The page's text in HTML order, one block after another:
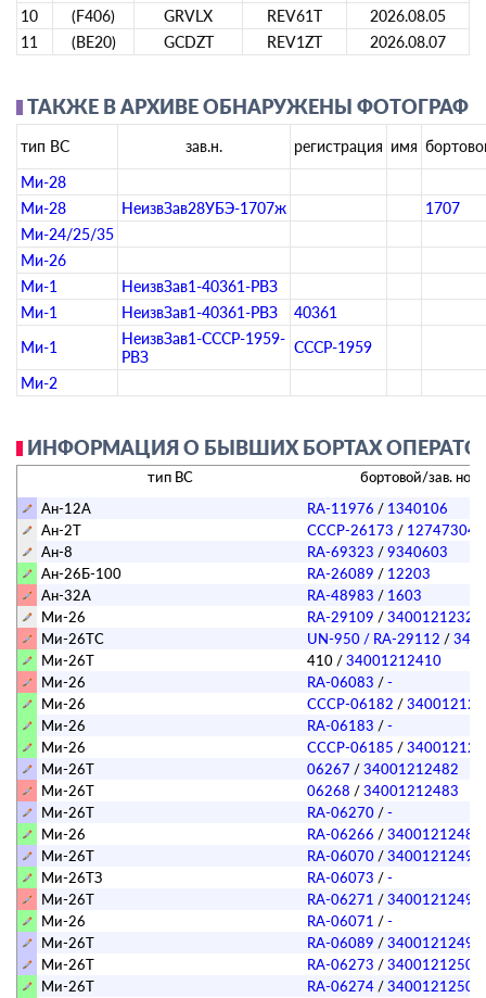
10
(F406) GRVLX REV61T
2026.08.05
11
(BE20) GCDZT REV1ZT 2026.08.07
ТАКЖЕ В АРХИВЕ ОБНАРУЖЕНЫ
тип ВС зав.н. регистрация имя
Ми-28
Ми-28
НеизвЗав28УБЭ-1707ж
1707
Ми-24/25/35
Ми-26
Ми-1
НеизвЗав1-40361-РВЗ
Ми-1
НеизвЗав1-40361-РВЗ
40361
Ми-1
НеизвЗав1-СССР-1959-
РВЗ
СССР-1959
Ми-2
ИНФОРМАЦИЯ О БЫВШИХ БОРТАХ
тип ВС
бортовой/зав.
Ан-12А
RA-11976 / 1340106
Ан-2Т
СССР-26173 / 12747304
Ан-8
RA-69323 /9340603
Ан-26Б-100
RA-26089 / 12203
Ан-32А
RA-48983 / 1603
Ми-26
RA-29109 /
Ми-26ТС
UN-950 / RA-29112 /
Ми-26Т
410 /34001212410
Ми-26
RA-06083 /-
Ми-26
СССР-06182 /
Ми-26
RA-06183 /-
Ми-26
СССР-06185 /
Ми-26Т
06267 /34001212482
Ми-26Т
06268 /34001212483
Ми-26Т
RA-06270 /-
Ми-26
RA-06266 /34001212487
Ми-26Т
RA-06070 /34001212493
Ми-26ТЗ
RA-06073 /-
Ми-26Т
RA-06271 /34001212495
Ми-26
RA-06071 /-
Ми-26Т
RA-06089 /34001212499
Ми-26Т
RA-06273 /34001212501
Ми-26Т
RA-06274 /34001212502